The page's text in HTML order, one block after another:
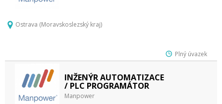
Ostrava (Moravskoslezský kraj)
Plný úvazek
INŽENÝR AUTOMATIZACE
/ PLC PROGRAMÁTOR
Manpower